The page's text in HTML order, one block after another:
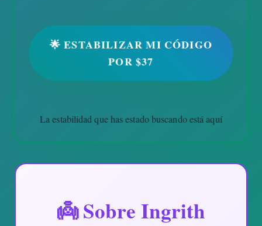
🌟 ESTABILIZAR MI CÓDIGO
POR $37
La estabilidad que has estado buscando está aquí
👼 Sobre Ingrith